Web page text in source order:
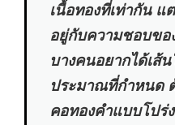
เนื้อทองที่เท่ากัน
อยู่กับความชอบขอ
บางคนอยากได้เส้
ประมาณที่กำหนด
คอทองคำแบบโปร่